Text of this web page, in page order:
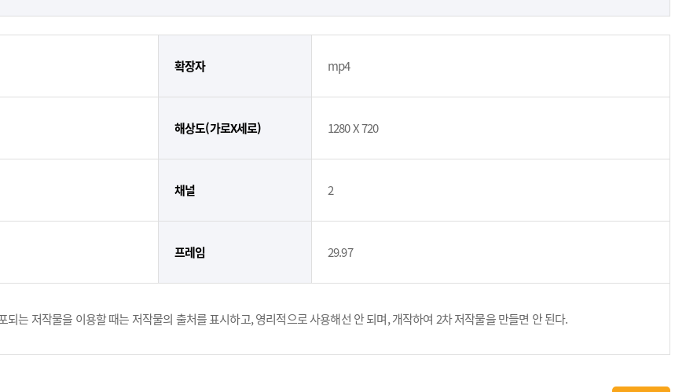
확장자 mp4
해상도(가로X세로) 1280 X 720
채널 2
프레임 29.97
되는 저작물을 이용할 때는 저작물의 출처를 표시하고, 영리적으로 사용해선 안 되며, 개작하여 2차 저작물을 만들면 안 된다.